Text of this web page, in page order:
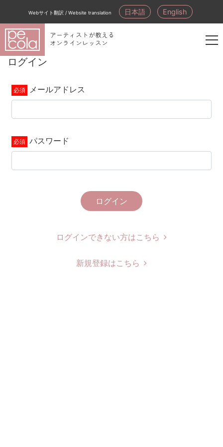
Webサイト翻訳 / Website translation 日本語 English
アーティストが教える
オンラインレッスン
登
録
ログイン
メールアドレス
パスワード
ログイン
ログインできない方はこちら
新規登録はこちら